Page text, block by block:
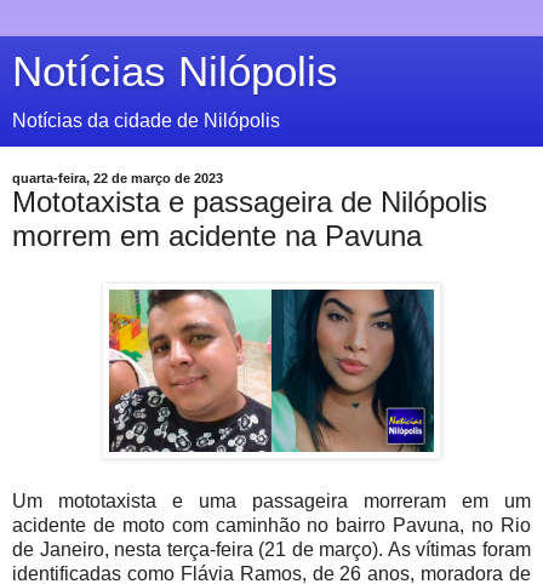
Notícias Nilópolis
Notícias da cidade de Nilópolis
quarta-feira, 22 de março de 2023
Mototaxista e passageira de Nilópolis
morrem em acidente na Pavuna
Um mototaxista e uma passageira morreram em um
acidente de moto com caminhão no bairro Pavuna, no Rio
de Janeiro, nesta terça-feira (21 de março). As vítimas foram
identificadas como Flávia Ramos, de 26 anos, moradora de